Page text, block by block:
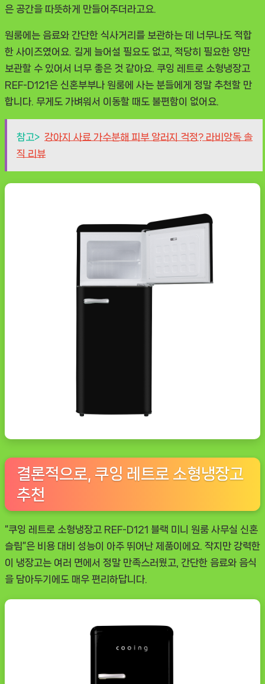
은 공간을 따뜻하게 만들어주더라고요.
원룸에는 음료와 간단한 식사거리를 보관하는 데 너무나도 적합
한 사이즈였어요. 길게 늘어설 필요도 없고, 적당히 필요한 양만
보관할 수 있어서 너무 좋은 것 같아요. 쿠잉 레트로 소형냉장고
REF-D121은 신혼부부나 원룸에 사는 분들에게 정말 추천할 만
합니다. 무게도 가벼워서 이동할 때도 불편함이 없어요.
참고> 강아지 사료 가수분해 피부 알러지 걱정? 라비앙독 솔
직 리뷰
결론적으로, 쿠잉 레트로 소형냉장고
추천
“쿠잉 레트로 소형냉장고 REF-D121 블랙 미니 원룸 사무실 신혼
슬림”은 비용 대비 성능이 아주 뛰어난 제품이에요. 작지만 강력한
이 냉장고는 여러 면에서 정말 만족스러웠고, 간단한 음료와 음식
을 담아두기에도 매우 편리하답니다.